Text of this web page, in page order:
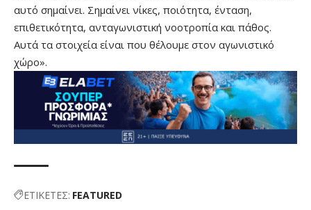
αυτό σημαίνει. Σημαίνει νίκες, ποιότητα, ένταση,
επιθετικότητα, ανταγωνιστική νοοτροπία και πάθος.
Αυτά τα στοιχεία είναι που θέλουμε στον αγωνιστικό
χώρο».
ΕΤΙΚΕΤΕΣ: FEATURED